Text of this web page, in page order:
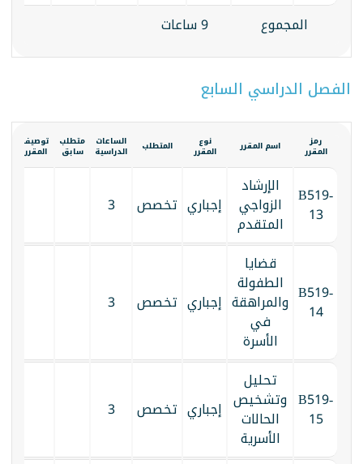
المجموع
9 ساعات
الفصل الدراسي السابع
رمز
المقرر اسم المقرر نوع
المقرر المتطلب الساعات
الدراسية
متطلب
سابق
توصيف
المقرر
B519-
13
الإرشاد
الزواجي
المتقدم
إجباري تخصص 3
B519-
14
قضايا
الطفولة
والمراهقة
في
الأسرة
إجباري تخصص 3
B519-
15
تحليل
وتشخيص
الحالات
الأسرية
إجباري تخصص 3